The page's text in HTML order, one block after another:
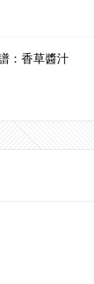
：香草醬汁